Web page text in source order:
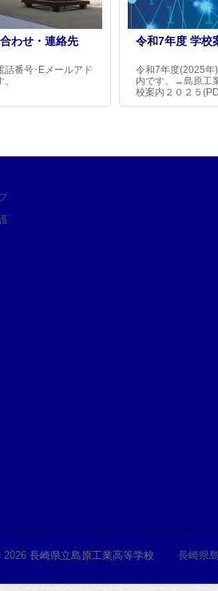
わせ・連絡先
話番号･Eメールアド
令和7年度 学校
令和7年度(2025年
内です。→島原
校案内２０２５
2026 長崎県立島原工業高等学校 長崎県島